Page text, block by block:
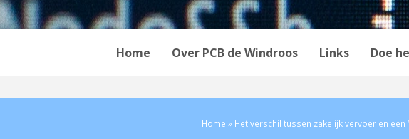
Home Over PCB de Windroos Links Doe
Home » Het verschil tussen zakelijk vervoer en een